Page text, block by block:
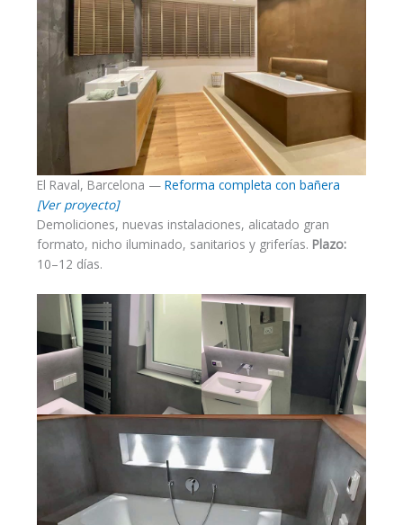
El Raval, Barcelona — Reforma completa con bañera
[Ver proyecto]
Demoliciones, nuevas instalaciones, alicatado gran
formato, nicho iluminado, sanitarios y griferías. Plazo:
10–12 días.